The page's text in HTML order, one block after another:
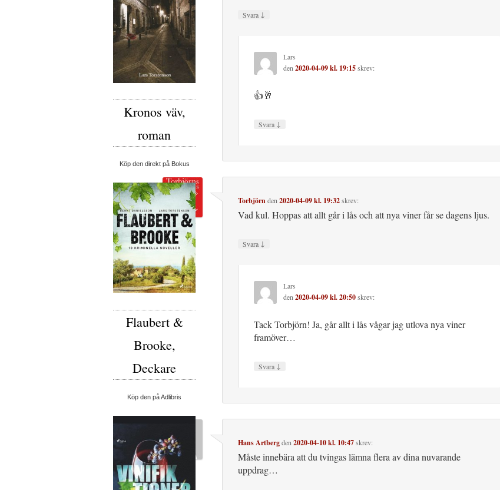
Svara ↓
Lars
den2020-04-09 kl. 19:15skrev:
👍🥂
Svara ↓
Torbjörnden2020-04-09 kl. 19:32skrev:
Vad kul. Hoppas att allt går i lås och att nya viner får se dagens ljus.
Svara ↓
Lars
den2020-04-09 kl. 20:50skrev:
Tack Torbjörn! Ja, går allt i lås vågar jag utlova nya viner
framöver…
Svara ↓
Hans Artbergden2020-04-10 kl. 10:47skrev:
Måste innebära att du tvingas lämna flera av dina nuvarande
uppdrag…
Kronos väv,
roman
Köp den direkt på Bokus
Flaubert &
Brooke,
Deckare
Köp den på Adlibris